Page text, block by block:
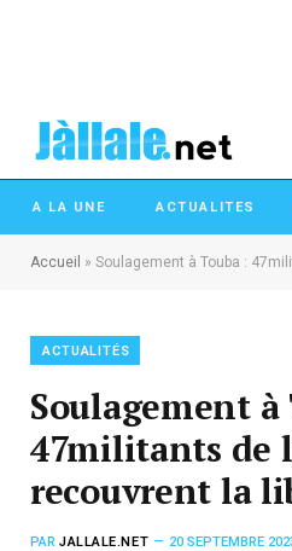
A LA UNE ACTUALITES
Accueil » Soulagement à Touba :
ACTUALITÉS
Soulagement à
47militants de
recouvrent la
PAR JALLALE.NET 20 SEPTEMBRE